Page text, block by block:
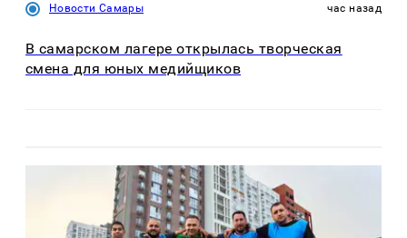
Новости Самары час назад
В самарском лагере открылась творческая
смена для юных медийщиков